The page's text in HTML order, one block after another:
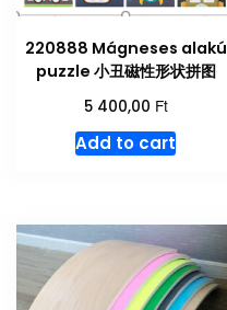
220888 Mágneses alakú
puzzle 小丑磁性形状拼图
5 400,00 Ft
Add to cart